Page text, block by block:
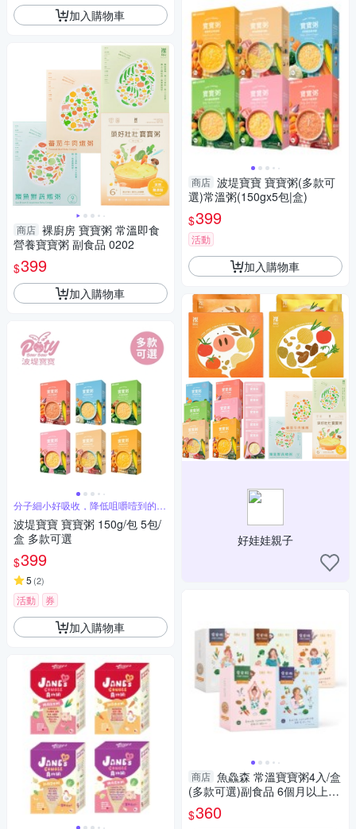
加入購物車
商店 裸廚房 寶寶粥 常溫即食
營養寶寶粥 副食品 0202
$399
加入購物車
分子細小好吸收，降低咀嚼噎到的可
能性
波堤寶寶 寶寶粥 150g/包 5包/
盒 多款可選
$399
5 (2)
活動 券
加入購物車
商店 波堤寶寶 寶寶粥(多款可
選)常溫粥(150gx5包|盒)
$399
活動
加入購物車
好娃娃親子
商店 魚鱻森 常溫寶寶粥4入/盒
(多款可選)副食品 6個月以上適
用
$360